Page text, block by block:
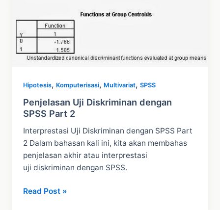
Hipotesis, Komputerisasi, Multivariat,SPSS
Penjelasan Uji Diskriminan dengan
SPSS Part 2
Interprestasi Uji Diskriminan dengan SPSS Part
2 Dalam bahasan kali ini, kita akan membahas
penjelasan akhir atau interprestasi
uji diskriminan dengan SPSS.
Penjelasan
Read Post »